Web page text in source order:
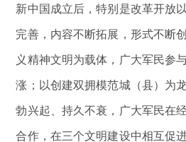
新中国成立后，特别是改革开放
完善，内容不断拓展，形式不断
义精神文明为载体，广大军民参
涨；以创建双拥模范城（县）为
勃兴起、持久不衰，广大军民在
合作，在三个文明建设中相互促